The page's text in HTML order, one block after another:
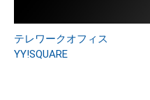
テレワークオフィス
YY!SQUARE